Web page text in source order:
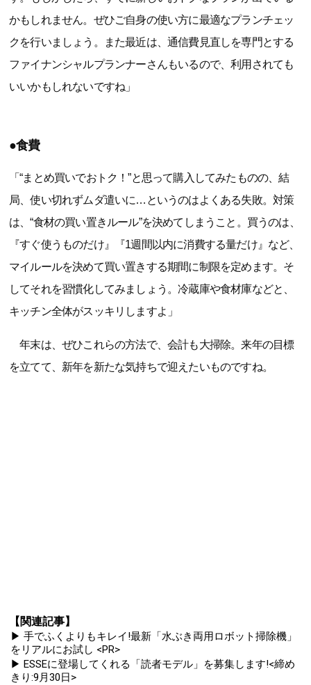
かもしれません。ぜひご自身の使い方に最適なプランチェッ
クを行いましょう。また最近は、通信費見直しを専門とする
ファイナンシャルプランナーさんもいるので、利用されても
いいかもしれないですね」
●食費
「“まとめ買いでおトク！”と思って購入してみたものの、結
局、使い切れずムダ遣いに…というのはよくある失敗。対策
は、“食材の買い置きルール”を決めてしまうこと。買うのは、
『すぐ使うものだけ』『1週間以内に消費する量だけ』など、
マイルールを決めて買い置きする期間に制限を定めます。そ
してそれを習慣化してみましょう。冷蔵庫や食材庫などと、
キッチン全体がスッキリしますよ」
年末は、ぜひこれらの方法で、会計も大掃除。来年の目標
を立てて、新年を新たな気持ちで迎えたいものですね。
【関連記事】
▶ 手でふくよりもキレイ!最新「水ぶき両用ロボット掃除機」
をリアルにお試し <PR>
▶ ESSEに登場してくれる「読者モデル」を募集します!<締め
きり:9月30日>